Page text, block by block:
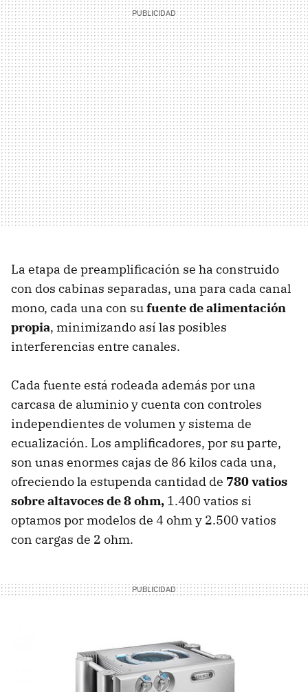
La etapa de preamplificación se ha construido
con dos cabinas separadas, una para cada canal
mono, cada una con sufuente de alimentación
propia, minimizando así las posibles
interferencias entre canales.
Cada fuente está rodeada además por una
carcasa de aluminio y cuenta con controles
independientes de volumen y sistema de
ecualización. Los amplificadores, por su parte,
son unas enormes cajas de 86 kilos cada una,
ofreciendo la estupenda cantidad de 780 vatios
sobre altavoces de 8 ohm, 1.400 vatios si
optamos por modelos de 4 ohm y 2.500 vatios
con cargas de 2 ohm.